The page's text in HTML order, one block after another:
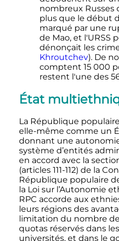
nombreux Russes
plus que le début
marqué par une
de Mao, et l'URSS
dénonçait les
Khroutchev). De
comptent 15 000
restent l'une des
État
La République
elle-même comme un
donnant une
système d’entités
en accord avec la
(articles 111-112) de la
République populaire
la Loi sur l’Autonomie
RPC accorde aux
leurs régions des
limitation du nombre
quotas réservés dans
universités, et dans le